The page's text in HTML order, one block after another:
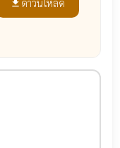
file_download